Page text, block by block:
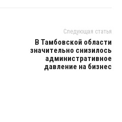
Следующая статья
В Тамбовской области
значительно снизилось
административное
давление на бизнес